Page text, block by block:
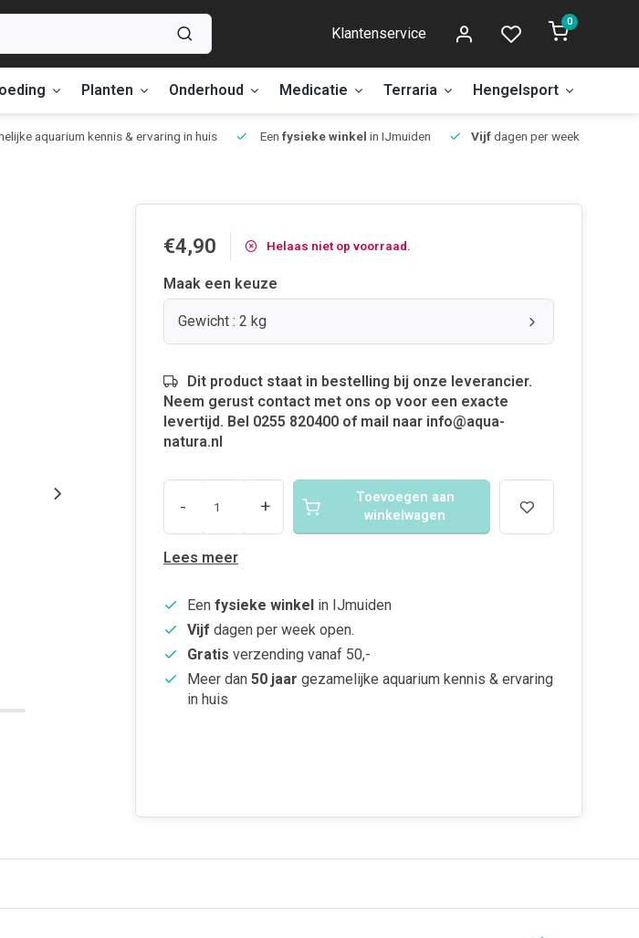
Klantenservice
0
Planten Onderhoud Medicatie Terraria Hengelsport
aquarium kennis & ervaring in huis Een fysieke winkel in IJmuiden Vijfdagen per week open.
€4,90 Helaas niet op voorraad.
Maak een keuze
Gewicht : 2 kg
Dit product staat in bestelling bij onze leverancier.
Neem gerust contact met ons op voor een exacte
levertijd. Bel 0255 820400 of mail naar info@aqua-
natura.nl
- +
Toevoegen aan
winkelwagen
Lees meer
Een fysieke winkel in IJmuiden
Vijf dagen per week open.
Gratis verzending vanaf 50,-
Meer dan 50 jaar gezamelijke aquarium kennis & ervaring
in huis